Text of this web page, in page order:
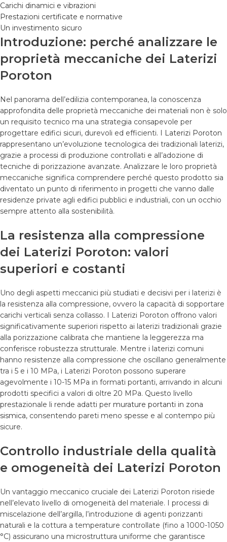
Carichi dinamici e vibrazioni
Prestazioni certificate e normative
Un investimento sicuro
Introduzione: perché analizzare le
proprietà meccaniche dei Laterizi
Poroton
Nel panorama dell’edilizia contemporanea, la conoscenza
approfondita delle proprietà meccaniche dei materiali non è solo
un requisito tecnico ma una strategia consapevole per
progettare edifici sicuri, durevoli ed efficienti. I Laterizi Poroton
rappresentano un’evoluzione tecnologica dei tradizionali laterizi,
grazie a processi di produzione controllati e all’adozione di
tecniche di porizzazione avanzate. Analizzare le loro proprietà
meccaniche significa comprendere perché questo prodotto sia
diventato un punto di riferimento in progetti che vanno dalle
residenze private agli edifici pubblici e industriali, con un occhio
sempre attento alla sostenibilità.
La resistenza alla compressione
dei Laterizi Poroton: valori
superiori e costanti
Uno degli aspetti meccanici più studiati e decisivi per i laterizi è
la resistenza alla compressione, ovvero la capacità di sopportare
carichi verticali senza collasso. I Laterizi Poroton offrono valori
significativamente superiori rispetto ai laterizi tradizionali grazie
alla porizzazione calibrata che mantiene la leggerezza ma
conferisce robustezza strutturale. Mentre i laterizi comuni
hanno resistenze alla compressione che oscillano generalmente
tra i 5 e i 10 MPa, i Laterizi Poroton possono superare
agevolmente i 10-15 MPa in formati portanti, arrivando in alcuni
prodotti specifici a valori di oltre 20 MPa. Questo livello
prestazionale li rende adatti per murature portanti in zona
sismica, consentendo pareti meno spesse e al contempo più
sicure.
Controllo industriale della qualità
e omogeneità dei Laterizi Poroton
Un vantaggio meccanico cruciale dei Laterizi Poroton risiede
nell’elevato livello di omogeneità del materiale. I processi di
miscelazione dell’argilla, l’introduzione di agenti porizzanti
naturali e la cottura a temperature controllate (fino a 1000-1050
°C) assicurano una microstruttura uniforme che garantisce